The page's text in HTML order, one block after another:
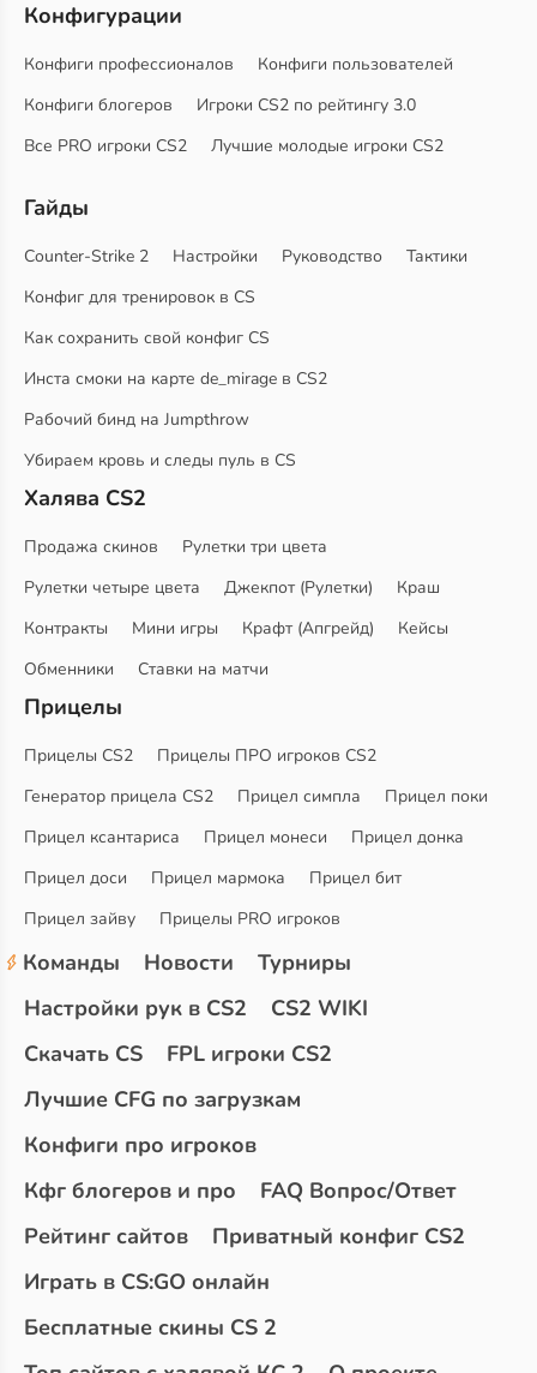
Конфигурации
Конфиги профессионалов
Конфиги пользователей
Конфиги блогеров
Игроки CS2 по рейтингу 3.0
Все PRO игроки CS2
Лучшие молодые игроки CS2
Гайды
Counter-Strike 2 Настройки Руководство
Тактики
Конфиг для тренировок в CS
Как сохранить свой конфиг CS
Инста смоки на карте de_mirage в CS2
Рабочий бинд на Jumpthrow
Убираем кровь и следы пуль в CS
Халява CS2
Продажа скинов
Рулетки три цвета
Рулетки четыре цвета
Джекпот (Рулетки)
Краш
Контракты
Мини игры Крафт (Апгрейд)
Кейсы
Обменники
Ставки на матчи
Прицелы
Прицелы CS2
Прицелы ПРО игроков CS2
Генератор прицела CS2
Прицел симпла
Прицел поки
Прицел ксантариса
Прицел монеси
Прицел донка
Прицел доси
Прицел мармока
Прицел бит
Прицел зайву
Прицелы PRO игроков
Команды Новости
Турниры
Настройки рук в CS2
CS2 WIKI
Скачать CS
FPL игроки CS2
Лучшие CFG по загрузкам
Конфиги про игроков
Кфг блогеров и про
FAQ Вопрос/Ответ
Рейтинг сайтов
Приватный конфиг CS2
Играть в CS:GO онлайн
Бесплатные скины CS 2